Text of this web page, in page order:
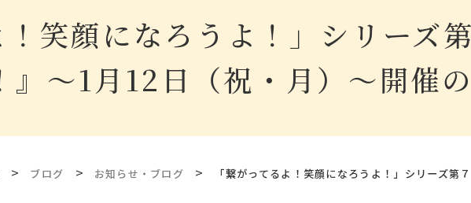
！笑顔になろうよ！」シリーズ
』～1月12日（祝・月）～開催
> ブログ > お知らせ・ブログ >
「繋がってるよ！笑顔になろうよ！」シリーズ